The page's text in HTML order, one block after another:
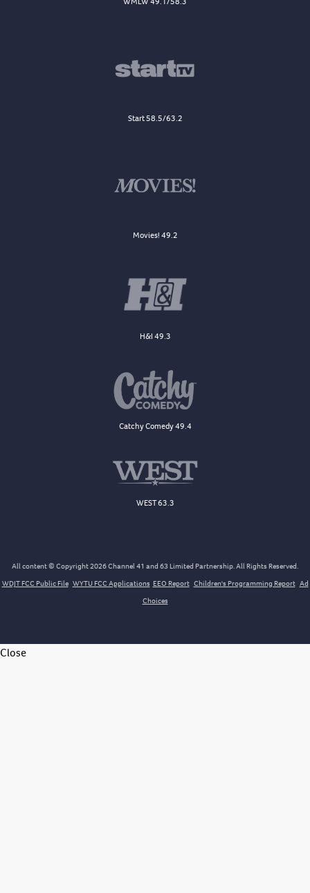
Start 58.5/63.2
Movies! 49.2
H&I 49.3
Catchy Comedy 49.4
WEST 63.3
All content © Copyright 2026 Channel 41 and 63 Limited Partnership. All Rights Reserved.
WDJT FCC Public File WYTU FCC Applications EEO Report Children's Programming Report Ad
Choices
Close